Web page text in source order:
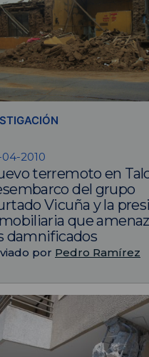
04-2010
terremoto en
del grupo
Vicuña y la
que
damnificados
por Pedro Ramírez